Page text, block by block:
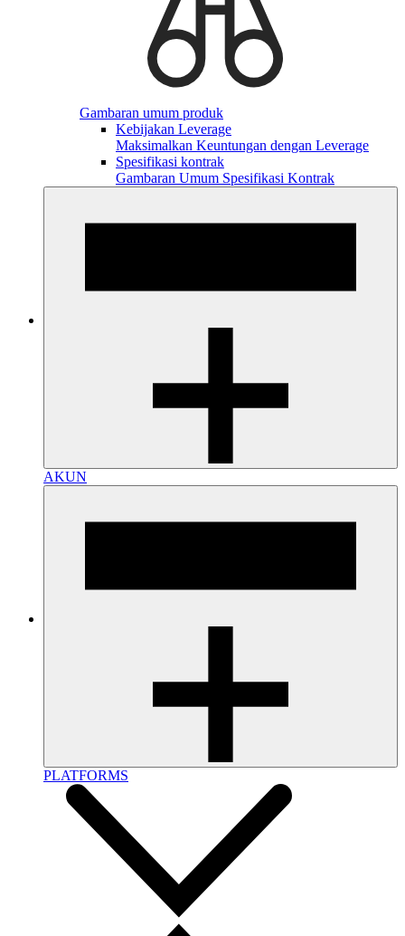
Gambaran umum produk
Kebijakan Leverage
Maksimalkan Keuntungan dengan Leverage
Spesifikasi kontrak
Gambaran Umum Spesifikasi Kontrak
AKUN
PLATFORMS